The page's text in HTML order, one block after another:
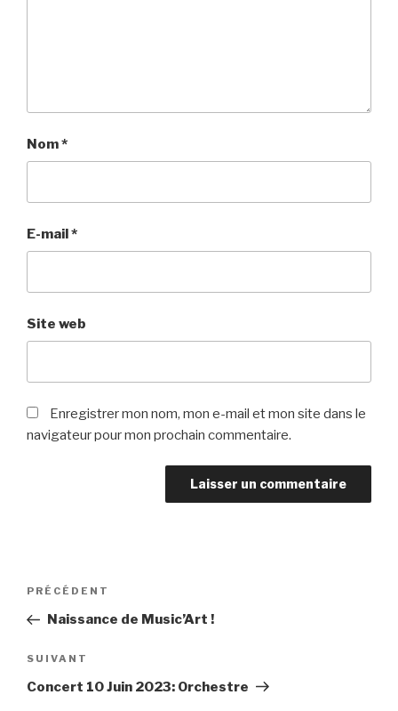
Nom*
E-mail*
Site web
Enregistrer mon nom, mon e-mail et mon site dans le
navigateur pour mon prochain commentaire.
Navigation
l’article
Article
précédent
PRÉCÉDENT
Naissance de Music’Art !
Article
suivant
SUIVANT
Concert 10 Juin 2023: Orchestre